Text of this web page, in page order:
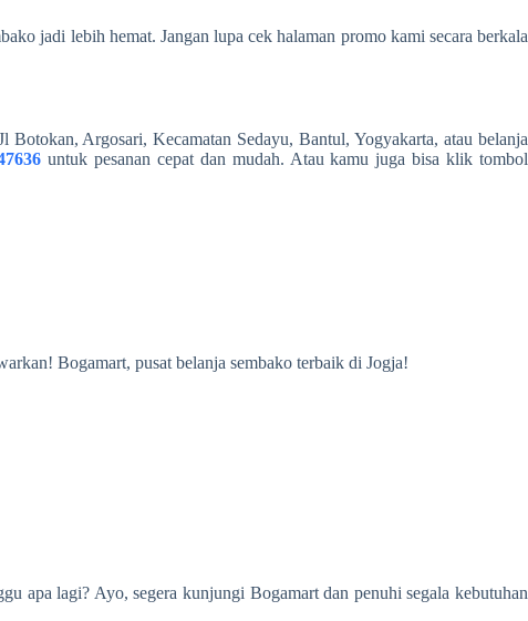
jadi lebih hemat. Jangan lupa cek halaman promo kami secara berkala
Argosari, Kecamatan Sedayu, Bantul, Yogyakarta, atau belanja
untuk pesanan cepat dan mudah. Atau kamu juga bisa klik tombol
Bogamart, pusat belanja sembako terbaik di Jogja!
apa lagi? Ayo, segera kunjungi Bogamart dan penuhi segala kebutuhan